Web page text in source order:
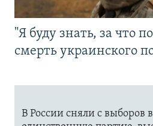
"Я буду знать, за что
смерть украинского